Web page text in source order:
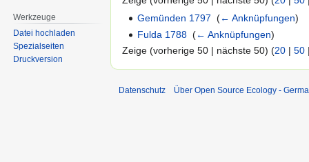
Gemünden 1797 ‎(← Anknüpfungen)
Fulda 1788 ‎(← Anknüpfungen)
Zeige (vorherige 50 | nächste 50) (20 | 50
Werkzeuge
Datei hochladen
Spezialseiten
Druckversion
Datenschutz Über Open Source Ecology -